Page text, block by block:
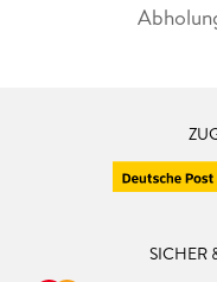
SICHER